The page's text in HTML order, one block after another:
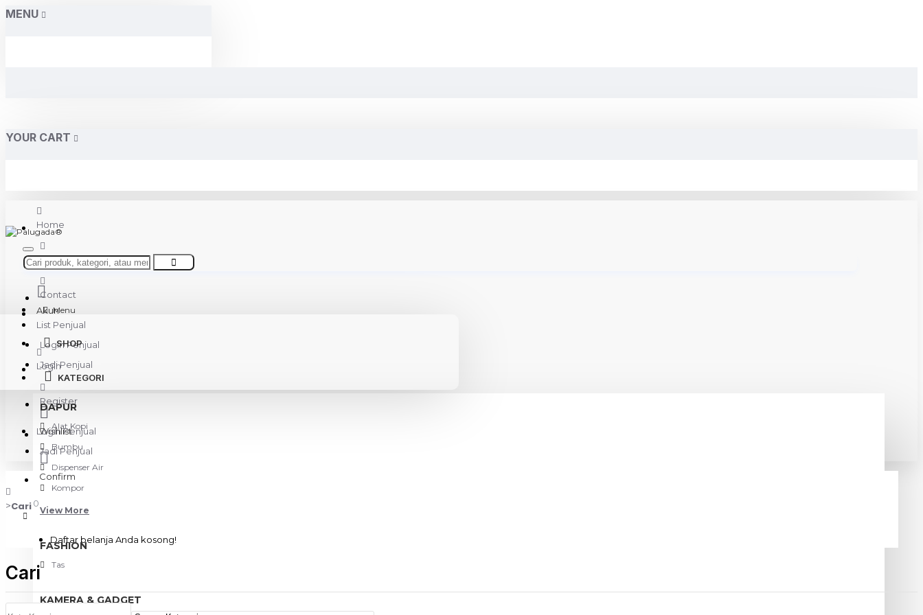
MENU
YOUR CART
Home
About Us
Contact
List Penjual
Login Penjual
Jadi Penjual
Akun
Wishlist
Confirm
0
Daftar belanja Anda kosong!
Menu
SHOP
KATEGORI
DAPUR
Alat Kopi
Bumbu
Dispenser Air
Kompor
View More
FASHION
Tas
KAMERA & GADGET
Login
Register
Login Penjual
Jadi Penjual
Cari
Cari